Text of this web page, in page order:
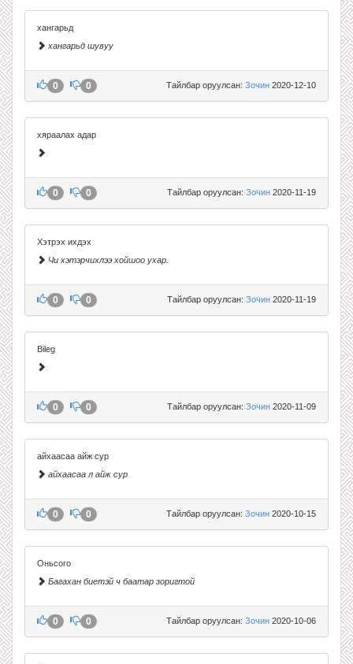
хангарьд
хангарьд шувуу
Тайлбар оруулсан: Зочин 2020-12-10
0 0
хяраалах адар
Тайлбар оруулсан: Зочин 2020-11-19
0 0
Хэтрэх ихдэх
Чи хэтэрчихлээ хойшоо ухар.
Тайлбар оруулсан: Зочин 2020-11-19
0 0
Bileg
Тайлбар оруулсан: Зочин 2020-11-09
0 0
айхаасаа айж сур
айхаасаа л айж сур
Тайлбар оруулсан: Зочин 2020-10-15
0 0
Оньсого
Багахан биетэй ч баатар зоригтой
Тайлбар оруулсан: Зочин 2020-10-06
0 0